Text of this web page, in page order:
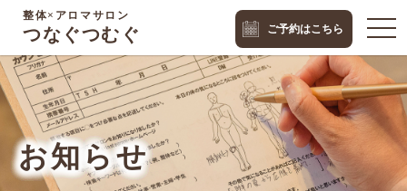
整体×アロマサロン
つなぐつむぐ ご予約はこちら
お知らせ